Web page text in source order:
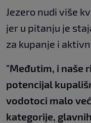
Jezero nudi više
jer u pitanju je
za kupanje i
"Međutim, i naše
potencijal
vodotoci malo
kategorije,